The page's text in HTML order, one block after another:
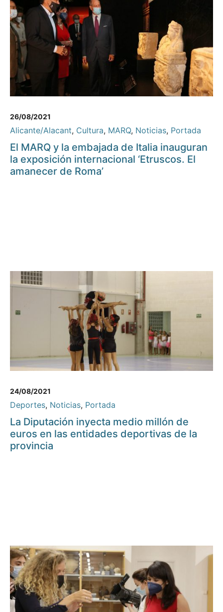
26/08/2021
Alicante/Alacant, Cultura, MARQ, Noticias, Portada
El MARQ y la embajada de Italia inauguran
la exposición internacional ‘Etruscos. El
amanecer de Roma’
24/08/2021
Deportes, Noticias, Portada
La Diputación inyecta medio millón de
euros en las entidades deportivas de la
provincia